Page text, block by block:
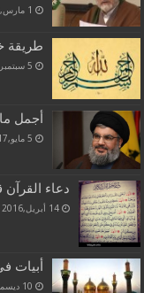
1 مارس,2018
طريقة
5 سبتمبر,2017
أجمل
5 مايو,2017
دعاء القرآن
14 أبريل,2016
أبيات
10 ديسمبر,2017